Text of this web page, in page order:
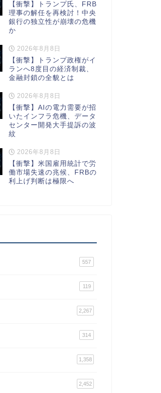
【衝撃】トランプ氏、FRB
理事の解任を再検討！中央
銀行の独立性が崩壊の危機
か
2026年8月8日
【衝撃】トランプ政権がイ
ランへ8度目の経済制裁、
金融封鎖の全貌とは
2026年8月8日
【衝撃】AIの電力需要が招
いたインフラ危機、データ
センター開発大手提訴の波
紋
2026年8月8日
【衝撃】米国雇用統計で労
働市場失速の兆候、FRBの
利上げ判断は極限へ
557
119
2,267
314
1,358
2,452